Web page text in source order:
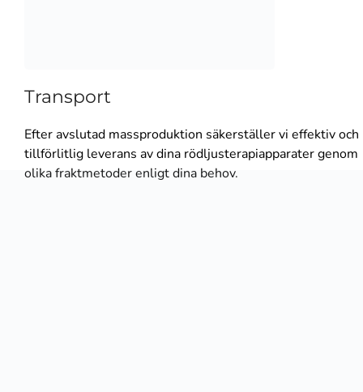
Transport
Efter avslutad massproduktion säkerställer vi effektiv och
tillförlitlig leverans av dina rödljusterapiapparater genom
olika fraktmetoder enligt dina behov.